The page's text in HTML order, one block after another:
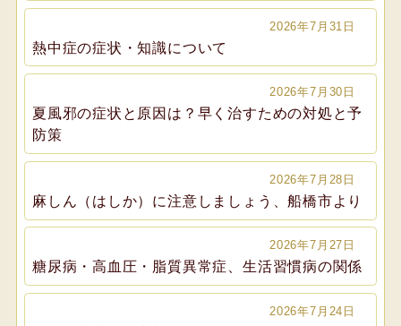
2026年7月31日
熱中症の症状・知識について
2026年7月30日
夏風邪の症状と原因は？早く治すための対処と予
防策
2026年7月28日
麻しん（はしか）に注意しましょう、船橋市より
2026年7月27日
糖尿病・高血圧・脂質異常症、生活習慣病の関係
2026年7月24日